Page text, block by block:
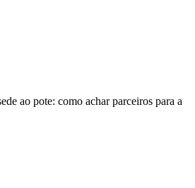
ao pote: como achar parceiros para a